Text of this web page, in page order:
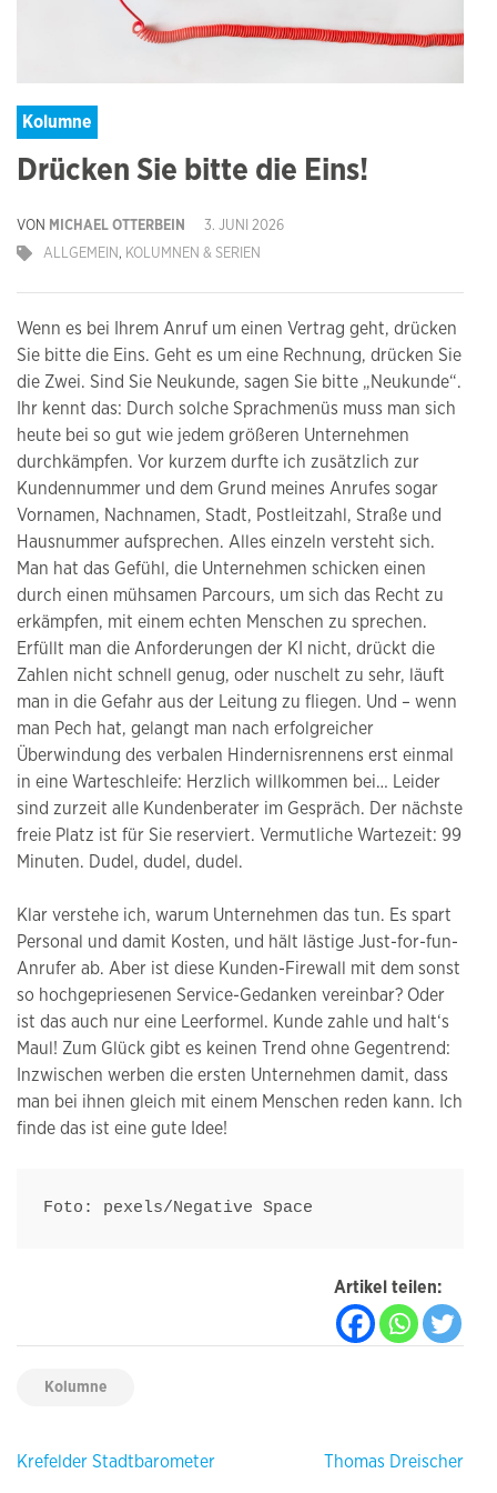
Kolumne
Drücken Sie bitte die Eins!
VON MICHAEL OTTERBEIN
3. JUNI 2026
ALLGEMEIN, KOLUMNEN & SERIEN
Wenn es bei Ihrem Anruf um einen Vertrag geht, drücken
Sie bitte die Eins. Geht es um eine Rechnung, drücken Sie
die Zwei. Sind Sie Neukunde, sagen Sie bitte „Neukunde“.
Ihr kennt das: Durch solche Sprachmenüs muss man sich
heute bei so gut wie jedem größeren Unternehmen
durchkämpfen. Vor kurzem durfte ich zusätzlich zur
Kundennummer und dem Grund meines Anrufes sogar
Vornamen, Nachnamen, Stadt, Postleitzahl, Straße und
Hausnummer aufsprechen. Alles einzeln versteht sich.
Man hat das Gefühl, die Unternehmen schicken einen
durch einen mühsamen Parcours, um sich das Recht zu
erkämpfen, mit einem echten Menschen zu sprechen.
Erfüllt man die Anforderungen der KI nicht, drückt die
Zahlen nicht schnell genug, oder nuschelt zu sehr, läuft
man in die Gefahr aus der Leitung zu fliegen. Und – wenn
man Pech hat, gelangt man nach erfolgreicher
Überwindung des verbalen Hindernisrennens erst einmal
in eine Warteschleife: Herzlich willkommen bei… Leider
sind zurzeit alle Kundenberater im Gespräch. Der nächste
freie Platz ist für Sie reserviert. Vermutliche Wartezeit: 99
Minuten. Dudel, dudel, dudel.
Klar verstehe ich, warum Unternehmen das tun. Es spart
Personal und damit Kosten, und hält lästige Just-for-fun-
Anrufer ab. Aber ist diese Kunden-Firewall mit dem sonst
so hochgepriesenen Service-Gedanken vereinbar? Oder
ist das auch nur eine Leerformel. Kunde zahle und halt‘s
Maul! Zum Glück gibt es keinen Trend ohne Gegentrend:
Inzwischen werben die ersten Unternehmen damit, dass
man bei ihnen gleich mit einem Menschen reden kann. Ich
finde das ist eine gute Idee!
Foto: pexels/Negative Space
Artikel teilen:
Kolumne
Beitragsnavigation
Krefelder Stadtbarometer Thomas Dreischer